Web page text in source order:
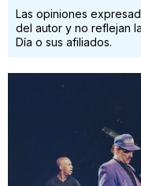
Las opiniones
del autor y no reflejan
Día o sus afiliados.